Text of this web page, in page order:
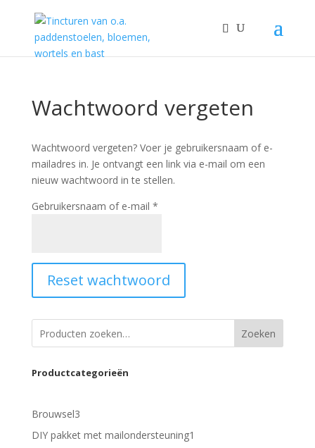
Wachtwoord vergeten
Wachtwoord vergeten? Voer je gebruikersnaam of e-
mailadres in. Je ontvangt een link via e-mail om een
nieuw wachtwoord in te stellen.
Gebruikersnaam of e-mail *Vereist
Reset wachtwoord
Zoeken
Productcategorieën
Brouwsel33
producten
DIY pakket met mailondersteuning1